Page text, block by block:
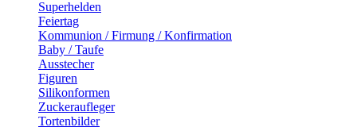
Superhelden
Feiertag
Kommunion / Firmung / Konfirmation
Baby / Taufe
Ausstecher
Figuren
Silikonformen
Zuckeraufleger
Tortenbilder